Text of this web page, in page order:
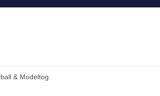
& Modeltog.